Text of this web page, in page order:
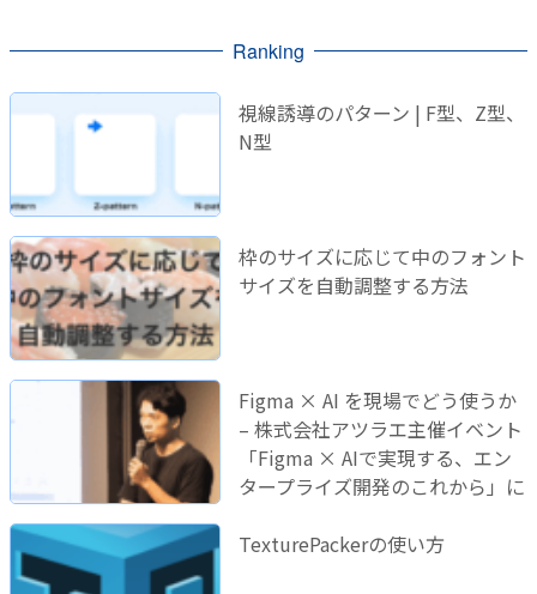
Ranking
視線誘導のパターン | F型、Z型、
N型
枠のサイズに応じて中のフォント
サイズを自動調整する方法
Figma × AI を現場でどう使うか
– 株式会社アツラエ主催イベント
「Figma × AIで実現する、エン
タープライズ開発のこれから」に
TexturePackerの使い方